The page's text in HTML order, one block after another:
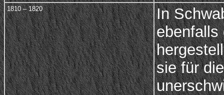
1810 – 1820
In
ebenfalls
sie für